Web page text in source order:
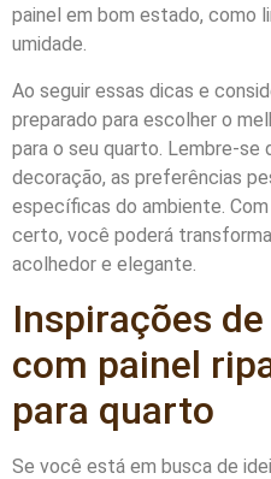
painel em bom estado, como
umidade.
Ao seguir essas dicas e
preparado para escolher o
para o seu quarto. Lembre-
decoração, as preferências
específicas do ambiente.
certo, você poderá
acolhedor e elegante.
Inspirações
com painel
para quarto
Se você está em busca de